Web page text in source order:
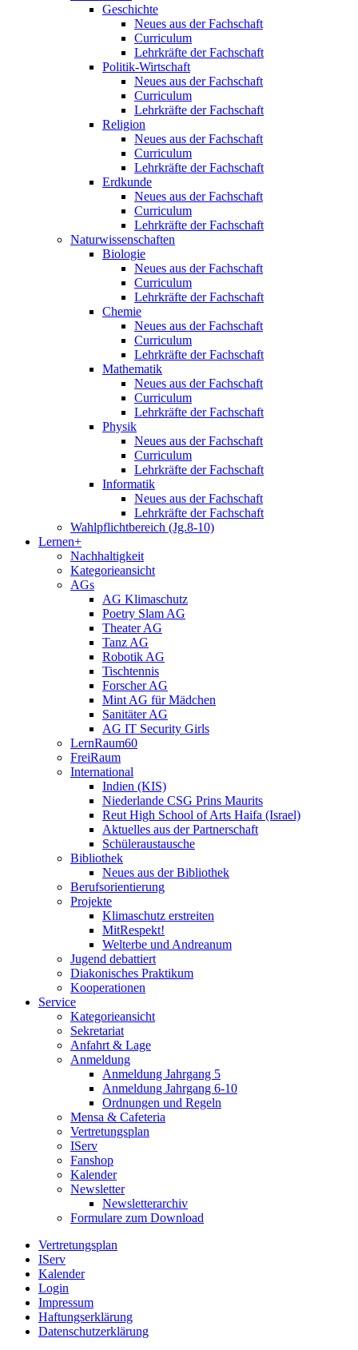
Geschichte
Neues aus der Fachschaft
Curriculum
Lehrkräfte der Fachschaft
Politik-Wirtschaft
Neues aus der Fachschaft
Curriculum
Lehrkräfte der Fachschaft
Religion
Neues aus der Fachschaft
Curriculum
Lehrkräfte der Fachschaft
Erdkunde
Neues aus der Fachschaft
Curriculum
Lehrkräfte der Fachschaft
Naturwissenschaften
Biologie
Neues aus der Fachschaft
Curriculum
Lehrkräfte der Fachschaft
Chemie
Neues aus der Fachschaft
Curriculum
Lehrkräfte der Fachschaft
Mathematik
Neues aus der Fachschaft
Curriculum
Lehrkräfte der Fachschaft
Physik
Neues aus der Fachschaft
Curriculum
Lehrkräfte der Fachschaft
Informatik
Neues aus der Fachschaft
Lehrkräfte der Fachschaft
Wahlpflichtbereich (Jg.8-10)
Lernen+
Nachhaltigkeit
Kategorieansicht
AGs
AG Klimaschutz
Poetry Slam AG
Theater AG
Tanz AG
Robotik AG
Tischtennis
Forscher AG
Mint AG für Mädchen
Sanitäter AG
AG IT Security Girls
LernRaum60
FreiRaum
International
Indien (KIS)
Niederlande CSG Prins Maurits
Reut High School of Arts Haifa (Israel)
Aktuelles aus der Partnerschaft
Schüleraustausche
Bibliothek
Neues aus der Bibliothek
Berufsorientierung
Projekte
Klimaschutz erstreiten
MitRespekt!
Welterbe und Andreanum
Jugend debattiert
Diakonisches Praktikum
Kooperationen
Service
Kategorieansicht
Sekretariat
Anfahrt & Lage
Anmeldung
Anmeldung Jahrgang 5
Anmeldung Jahrgang 6-10
Ordnungen und Regeln
Mensa & Cafeteria
Vertretungsplan
IServ
Fanshop
Kalender
Newsletter
Newsletterarchiv
Formulare zum Download
Vertretungsplan
IServ
Kalender
Login
Impressum
Haftungserklärung
Datenschutzerklärung